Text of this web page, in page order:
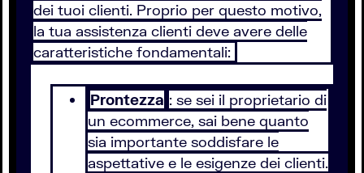
dei tuoi clienti. Proprio per questo motivo,
la tua assistenza clienti deve avere delle
caratteristiche fondamentali:
Prontezza : se sei il proprietario di
un ecommerce, sai bene quanto
sia importante soddisfare le
aspettative e le esigenze dei clienti.